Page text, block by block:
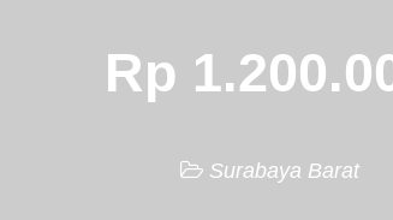
Rp
Surabaya Barat